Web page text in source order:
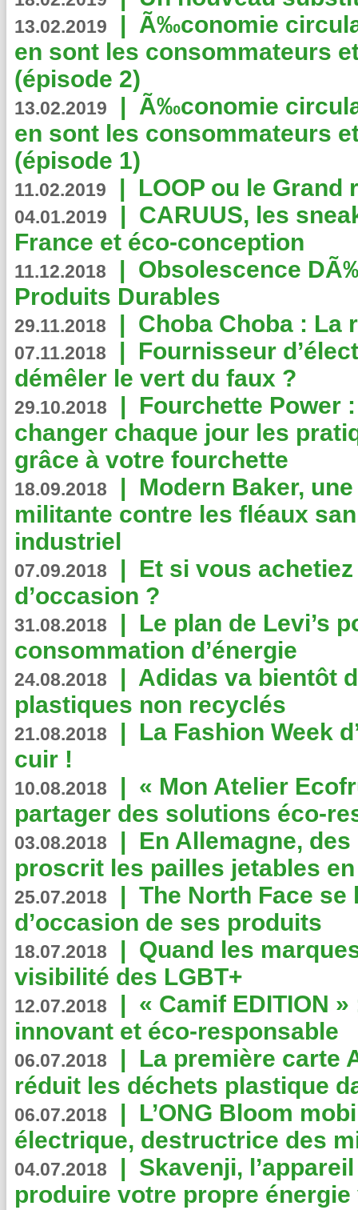
13.02.2019 | Ã‰conomie
en sont les consommateurs
(épisode 2)
13.02.2019 | Ã‰conomie
en sont les consommateurs
(épisode 1)
11.02.2019 | LOOP ou le Grand
04.01.2019 | CARUUS, les
France et éco-conception
11.12.2018 | Obsolescence
Produits Durables
29.11.2018 | Choba Choba : La
07.11.2018 | Fournisseur
démêler le vert du faux ?
29.10.2018 | Fourchette Power
changer chaque jour les
grâce à votre fourchette
18.09.2018 | Modern Baker,
militante contre les fléaux
industriel
07.09.2018 | Et si vous
d’occasion ?
31.08.2018 | Le plan de Levi’s
consommation d’énergie
24.08.2018 | Adidas va bientôt
plastiques non recyclés
21.08.2018 | La Fashion Week
cuir !
10.08.2018 | « Mon Atelier
partager des solutions éco-
03.08.2018 | En Allemagne,
proscrit les pailles jetables
25.07.2018 | The North Face se
d’occasion de ses produits
18.07.2018 | Quand les
visibilité des LGBT+
12.07.2018 | « Camif EDITION
innovant et éco-responsable
06.07.2018 | La première carte
réduit les déchets plastique
06.07.2018 | L’ONG Bloom
électrique, destructrice des
04.07.2018 | Skavenji,
produire votre propre